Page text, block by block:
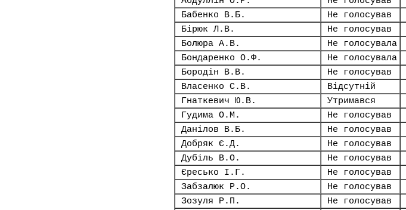
Бабенко В.Б.
Не голосував
Бірюк Л.В.
Не голосував
Болюра А.В.
Не голосувала
Бондаренко О.Ф.
Не голосувала
Бородін В.В.
Не голосував
Власенко С.В.
Відсутній
Гнаткевич Ю.В.
Утримався
Гудима О.М.
Не голосував
Данілов В.Б.
Не голосував
Добряк Є.Д.
Не голосував
Дубіль В.О.
Не голосував
Єресько І.Г.
Не голосував
Забзалюк Р.О.
Не голосував
Зозуля Р.П.
Не голосував